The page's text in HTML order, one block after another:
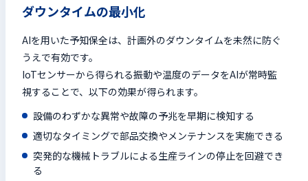
ダウンタイムの最小化
AIを用いた予知保全は、計画外のダウンタイムを未然に防ぐ
うえで有効です。
IoTセンサーから得られる振動や温度のデータをAIが常時監
視することで、以下の効果が得られます。
設備のわずかな異常や故障の予兆を早期に検知する
適切なタイミングで部品交換やメンテナンスを実施できる
突発的な機械トラブルによる生産ラインの停止を回避でき
る